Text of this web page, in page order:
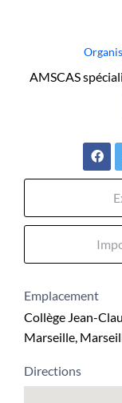
AMSCAS
Emplacement
Collège Jean-
Marseille,
Directions